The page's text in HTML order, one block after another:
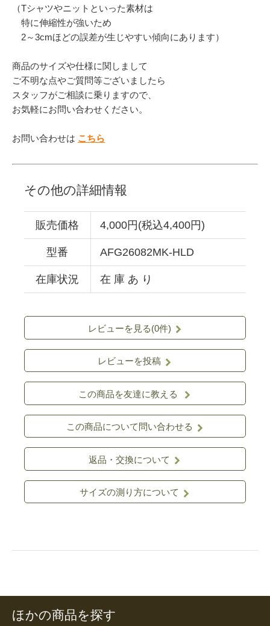
（Tシャツやニットといった素材は
特に伸縮性が強いため
2～3cmほどの誤差が生じやすい傾向にあります）
商品のサイズや仕様に関しまして
ご不明な点やご質問等ございましたら
スタッフがご相談に乗りますので、
お気軽にお問い合わせください。
お問い合わせは こちら
その他の詳細情報
販売価格 4,000円(税込4,400円)
型番 AFG26082MK-HLD
在庫状況 在 庫 あ り
レビューを見る(0件)
レビューを投稿
この商品を友達に教える
この商品について問い合わせる
返品・交換について
サイズの測り方について
ほかの商品を探す